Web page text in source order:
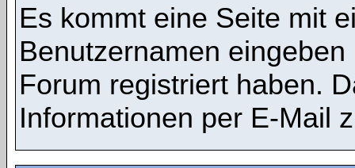
Es kommt eine Seite mit
Benutzernamen
Forum registriert haben.
Informationen per E-Mail